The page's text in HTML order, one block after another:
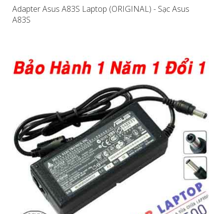
Adapter Asus A83S Laptop (ORIGINAL) - Sạc Asus
A83S